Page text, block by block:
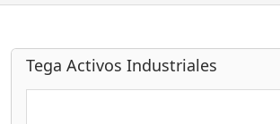
Tega Activos Industriales